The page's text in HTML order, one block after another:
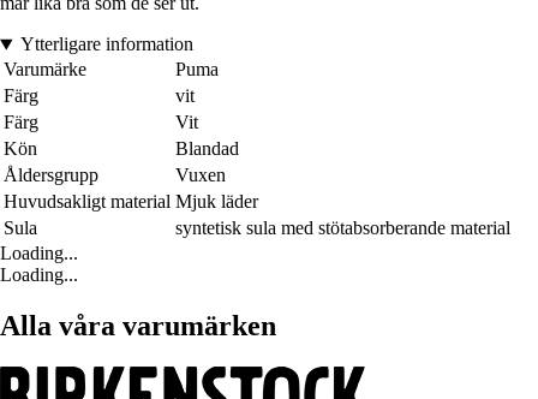
Ytterligare information
Varumärke
Puma
Färg
vit
Färg
Vit
Kön
Blandad
Åldersgrupp
Vuxen
Huvudsakligt material Mjuk läder
Sula
syntetisk sula med stötabsorberande material
Loading...
Loading...
Alla våra varumärken